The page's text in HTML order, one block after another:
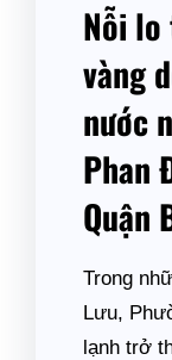
Nỗi
vàng
nước
Phan
Quận
Trong
Lưu,
lạnh trở